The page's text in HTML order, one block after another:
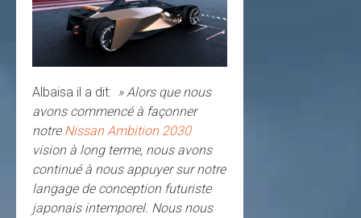
Albaisa il a dit: » Alors que nous
avons commencé à façonner
notre Nissan Ambition 2030
vision à long terme, nous avons
continué à nous appuyer sur notre
langage de conception futuriste
japonais intemporel. Nous nous